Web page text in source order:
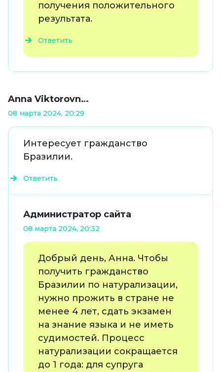
получения положительного
результата.
Ответить
Anna Viktorovn…
08 марта 2024, 20:29
Интересует гражданство
Бразилии.
Ответить
Администратор сайта
08 марта 2024, 20:32
Добрый день, Анна. Чтобы
получить гражданство
Бразилии по натурализации,
нужно прожить в стране не
менее 4 лет, сдать экзамен
на знание языка и не иметь
судимостей. Процесс
натурализации сокращается
до 1 года: для супруга